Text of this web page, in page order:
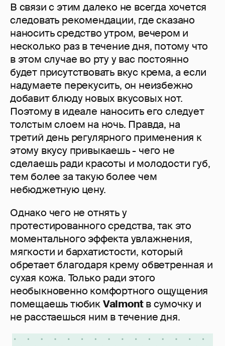
В связи с этим далеко не всегда хочется
следовать рекомендации, где сказано
наносить средство утром, вечером и
несколько раз в течение дня, потому что
в этом случае во рту у вас постоянно
будет присутствовать вкус крема, а если
надумаете перекусить, он неизбежно
добавит блюду новых вкусовых нот.
Поэтому в идеале наносить его следует
толстым слоем на ночь. Правда, на
третий день регулярного применения к
этому вкусу привыкаешь - чего не
сделаешь ради красоты и молодости губ,
тем более за такую более чем
небюджетную цену.
Однако чего не отнять у
протестированного средства, так это
моментального эффекта увлажнения,
мягкости и бархатистости, который
обретает благодаря крему обветренная и
сухая кожа. Только ради этого
необыкновенно комфортного ощущения
помещаешь тюбикValmontв сумочку и
не расстаешься ним в течение дня.